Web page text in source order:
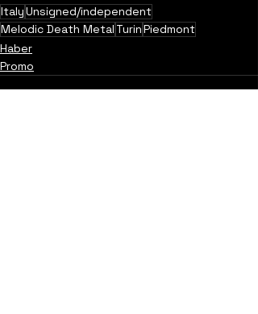
ItalyUnsigned/independent
Melodic Death Metal TurinPiedmont
Haber
Promo